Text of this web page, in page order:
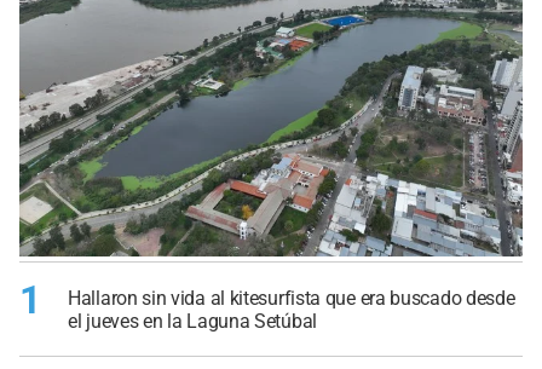
1
Hallaron sin vida al kitesurfista que era buscado desde
el jueves en la Laguna Setúbal